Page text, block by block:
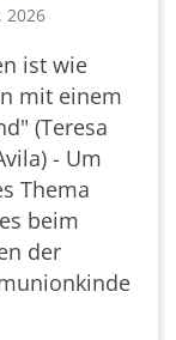
2026
ist wie
mit einem
(Teresa
- Um
Thema
beim
der